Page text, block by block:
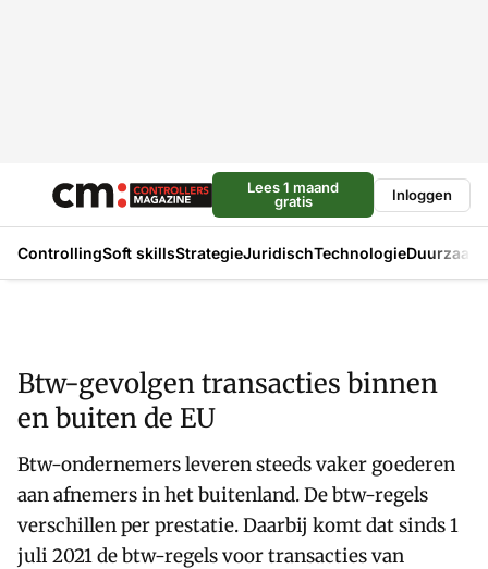
Lees 1 maand
gratis
Inloggen
ControllingSoft skillsStrategieJuridischTechnologie
Btw-gevolgen transacties binnen
en buiten de EU
Btw-ondernemers leveren steeds vaker goederen
aan afnemers in het buitenland. De btw-regels
verschillen per prestatie. Daarbij komt dat sinds 1
juli 2021 de btw-regels voor transacties van